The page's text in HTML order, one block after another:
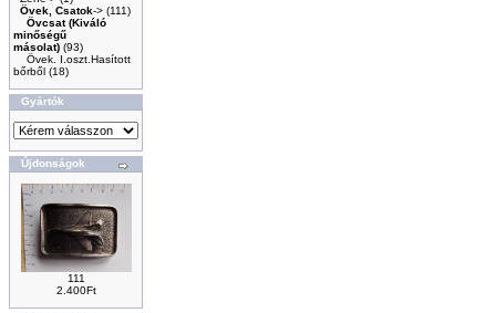
Övek, Csatok-> (111)
Övcsat (Kiváló
minőségű
másolat) (93)
Övek. I.oszt.Hasított
bőrből (18)
Gyártók
Újdonságok
111
2.400Ft